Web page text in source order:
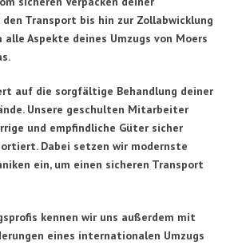
Transport bis hin zur Zollabwicklung
alle Aspekte deines Umzugs von Moers
auf die sorgfältige Behandlung deiner
Unsere geschulten Mitarbeiter
und empfindliche Güter sicher
Dabei setzen wir modernste
ein, um einen sicheren Transport
kennen wir uns außerdem mit
eines internationalen Umzugs